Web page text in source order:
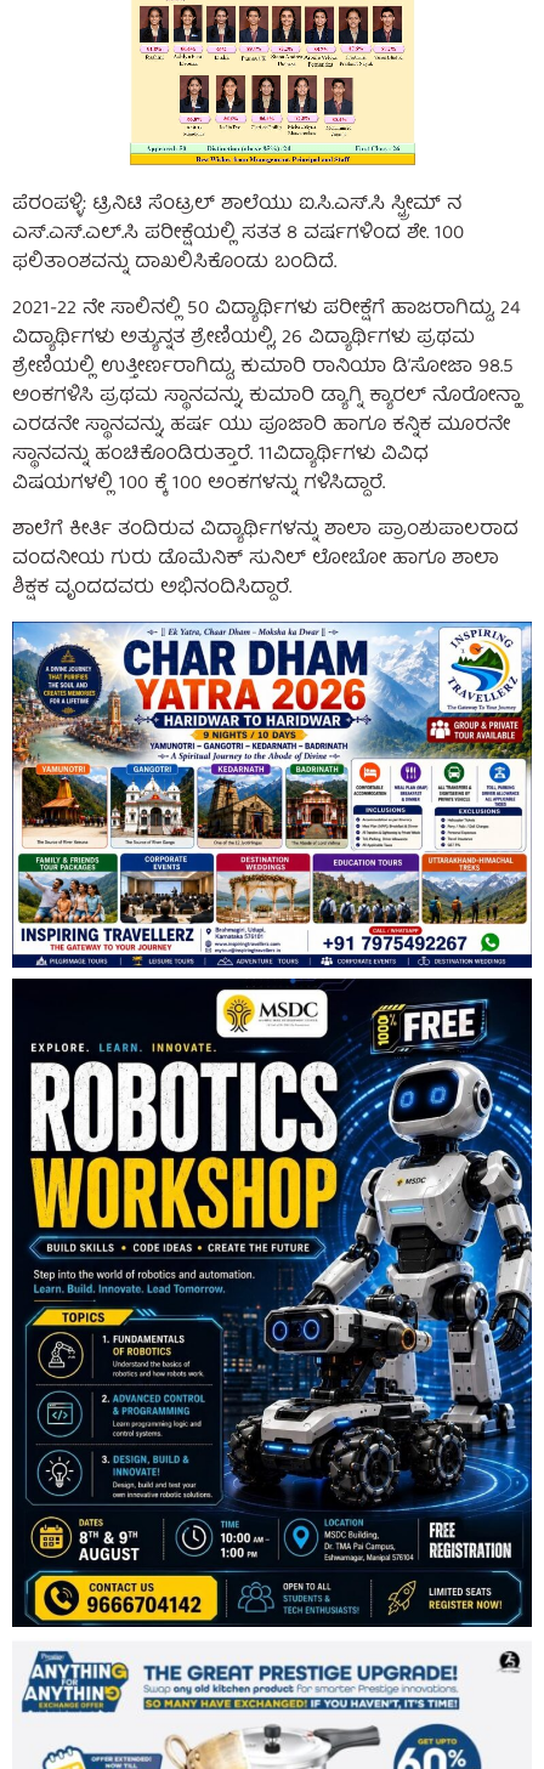
ಪೆರಂಪಳ್ಳಿ: ಟ್ರಿನಿಟಿ ಸೆಂಟ್ರಲ್ ಶಾಲೆಯು ಐ.ಸಿ.ಎಸ್.ಸಿ ಸ್ಟ್ರೀಮ್ ನ
ಎಸ್.ಎಸ್.ಎಲ್.ಸಿ ಪರೀಕ್ಷೆಯಲ್ಲಿ ಸತತ 8 ವರ್ಷಗಳಿಂದ ಶೇ. 100
ಫಲಿತಾಂಶವನ್ನು ದಾಖಲಿಸಿಕೊಂಡು ಬಂದಿದೆ.
2021-22 ನೇ ಸಾಲಿನಲ್ಲಿ 50 ವಿದ್ಯಾರ್ಥಿಗಳು ಪರೀಕ್ಷೆಗೆ ಹಾಜರಾಗಿದ್ದು, 24
ವಿದ್ಯಾರ್ಥಿಗಳು ಅತ್ಯುನ್ನತ ಶ್ರೇಣಿಯಲ್ಲಿ, 26 ವಿದ್ಯಾರ್ಥಿಗಳು ಪ್ರಥಮ
ಶ್ರೇಣಿಯಲ್ಲಿ ಉತ್ತೀರ್ಣರಾಗಿದ್ದು, ಕುಮಾರಿ ರಾನಿಯಾ ಡಿ’ಸೋಜಾ 98.5
ಅಂಕಗಳಿಸಿ ಪ್ರಥಮ ಸ್ಥಾನವನ್ನು, ಕುಮಾರಿ ಡ್ಯಾಗ್ನಿ ಕ್ಯಾರಲ್ ನೊರೋನ್ಹಾ
ಎರಡನೇ ಸ್ಥಾನವನ್ನು, ಹರ್ಷ ಯು ಪೂಜಾರಿ ಹಾಗೂ ಕನ್ನಿಕ ಮೂರನೇ
ಸ್ಥಾನವನ್ನು ಹಂಚಿಕೊಂಡಿರುತ್ತಾರೆ. 11ವಿದ್ಯಾರ್ಥಿಗಳು ವಿವಿಧ
ವಿಷಯಗಳಲ್ಲಿ 100 ಕ್ಕೆ 100 ಅಂಕಗಳನ್ನು ಗಳಿಸಿದ್ದಾರೆ.
ಶಾಲೆಗೆ ಕೀರ್ತಿ ತಂದಿರುವ ವಿದ್ಯಾರ್ಥಿಗಳನ್ನು ಶಾಲಾ ಪ್ರಾಂಶುಪಾಲರಾದ
ವಂದನೀಯ ಗುರು ಡೊಮೆನಿಕ್ ಸುನಿಲ್ ಲೋಬೋ ಹಾಗೂ ಶಾಲಾ
ಶಿಕ್ಷಕ ವೃಂದದವರು ಅಭಿನಂದಿಸಿದ್ದಾರೆ.